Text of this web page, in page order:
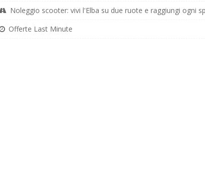
Noleggio scooter: vivi l'Elba su due ruote e raggiungi ogni
Offerte Last Minute